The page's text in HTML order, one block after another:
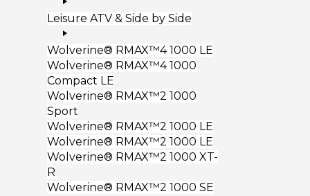
Leisure ATV & Side by Side
Wolverine® RMAX™4 1000 LE
Wolverine® RMAX™4 1000
Compact LE
Wolverine® RMAX™2 1000
Sport
Wolverine® RMAX™2 1000 LE
Wolverine® RMAX™2 1000 LE
Wolverine® RMAX™2 1000 XT-
R
Wolverine® RMAX™2 1000 SE